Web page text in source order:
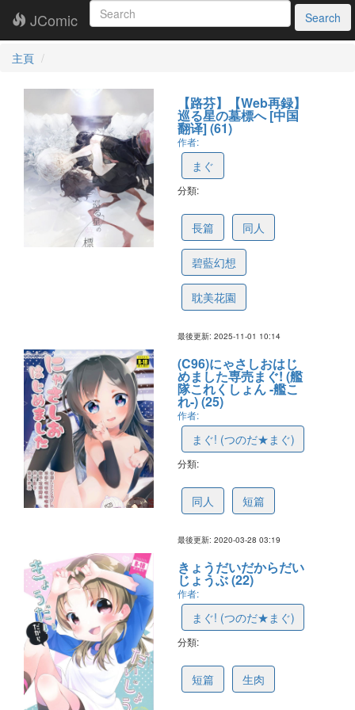
JComic Search
主頁
【路芬】【Web再録】
巡る星の墓標へ [中国
翻译] (61)
作者:
まぐ
分類:
長篇 同人
碧藍幻想
耽美花園
最後更新: 2025-11-01 10:14
(C96)にゃさしおはじ
めました専売まぐ! (艦
隊これくしょん -艦こ
れ-) (25)
作者:
まぐ! (つのだ★まぐ)
分類:
同人 短篇
最後更新: 2020-03-28 03:19
きょうだいだからだい
じょうぶ (22)
作者:
まぐ! (つのだ★まぐ)
分類:
短篇 生肉